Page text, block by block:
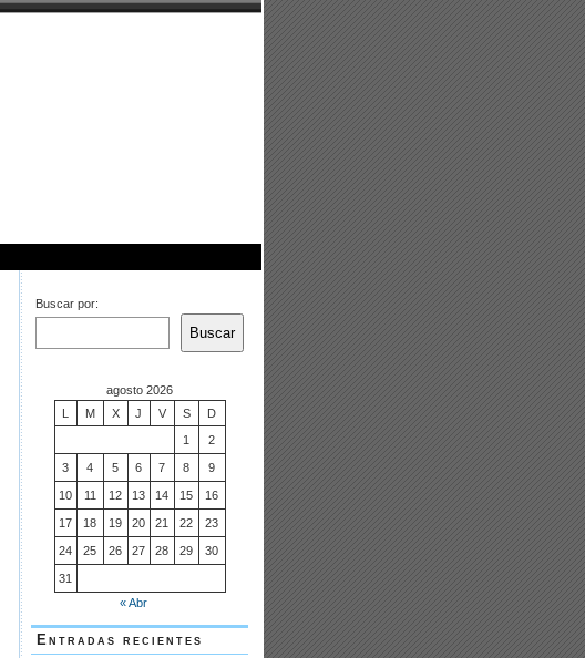
Buscar por:
Buscar
agosto 2026
L
M X J V S
D
1
2
3 4 5 6 7 8 9
10 11 12 13 14 15 16
17 18 19 20 21 22 23
24 25 26 27 28 29 30
31
« Abr
Entradas recientes